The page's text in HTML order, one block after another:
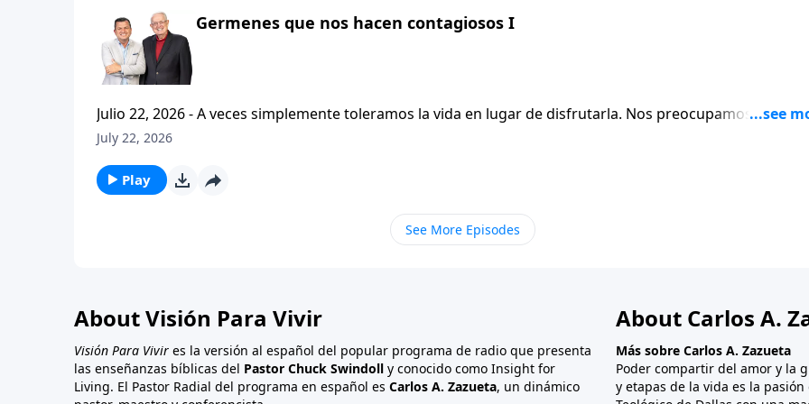
Germenes que nos hacen contagiosos I
Julio 22, 2026 - A veces simplemente toleramos la vida en lugar de disfrutarla. Nos preocupamos por las
luchas y los problemas cotidianos, y sin darnos cuenta, empezamos a llevar cargas que no necesitamos.
serie titulada: Cristianismo Contagioso, y nos dara esperanza y consejo.
July 22, 2026
Play
See More Episodes
About Visión Para Vivir
Visión Para Vivir es la versión al español del popular programa de radio que presenta
las enseñanzas bíblicas del Pastor Chuck Swindoll y conocido como Insight for
Living. El Pastor Radial del programa en español es Carlos A. Zazueta, un dinámico
About Carlos A.
Más sobre Carlos A. Zazueta
Poder compartir del amor y la
y etapas de la vida es la